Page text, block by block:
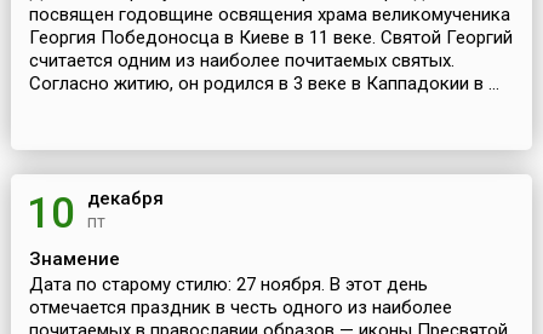
посвящен годовщине освящения храма великомученика
Георгия Победоносца в Киеве в 11 веке. Святой Георгий
считается одним из наиболее почитаемых святых.
Согласно житию, он родился в 3 веке в Каппадокии в ...
10 декабря
пт
Знамение
Дата по старому стилю: 27 ноября. В этот день
отмечается праздник в честь одного из наиболее